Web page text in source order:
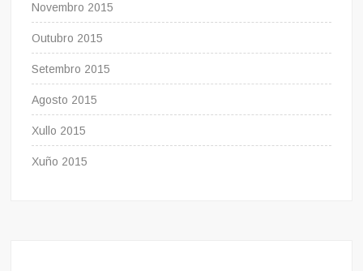
Novembro 2015
Outubro 2015
Setembro 2015
Agosto 2015
Xullo 2015
Xuño 2015